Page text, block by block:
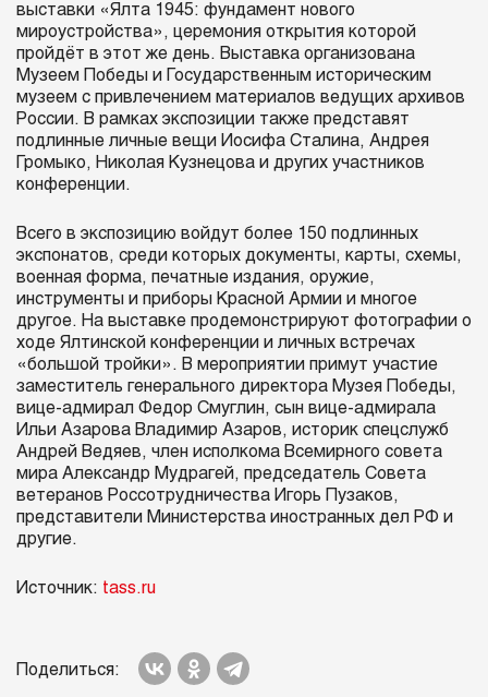
выставки «Ялта 1945: фундамент нового
мироустройства», церемония открытия которой
пройдёт в этот же день. Выставка организована
Музеем Победы и Государственным историческим
музеем с привлечением материалов ведущих архивов
России. В рамках экспозиции также представят
подлинные личные вещи Иосифа Сталина, Андрея
Громыко, Николая Кузнецова и других участников
конференции.
Всего в экспозицию войдут более 150 подлинных
экспонатов, среди которых документы, карты, схемы,
военная форма, печатные издания, оружие,
инструменты и приборы Красной Армии и многое
другое. На выставке продемонстрируют фотографии о
ходе Ялтинской конференции и личных встречах
«большой тройки». В мероприятии примут участие
заместитель генерального директора Музея Победы,
вице-адмирал Федор Смуглин, сын вице-адмирала
Ильи Азарова Владимир Азаров, историк спецслужб
Андрей Ведяев, член исполкома Всемирного совета
мира Александр Мудрагей, председатель Совета
ветеранов Россотрудничества Игорь Пузаков,
представители Министерства иностранных дел РФ и
другие.
Источник: tass.ru
Поделиться: